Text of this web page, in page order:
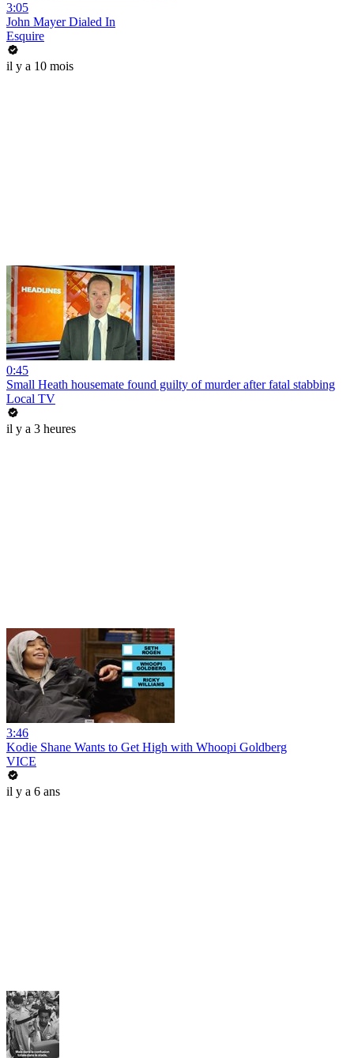
3:05
John Mayer Dialed In
Esquire
il y a 10 mois
0:45
Small Heath housemate found guilty of murder after fatal stabbing
Local TV
il y a 3 heures
3:46
Kodie Shane Wants to Get High with Whoopi Goldberg
VICE
il y a 6 ans